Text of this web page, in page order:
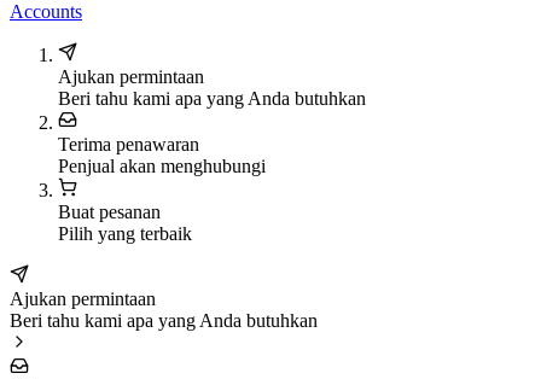
Accounts
Ajukan permintaan
Beri tahu kami apa yang Anda butuhkan
Terima penawaran
Penjual akan menghubungi
Buat pesanan
Pilih yang terbaik
Ajukan permintaan
Beri tahu kami apa yang Anda butuhkan